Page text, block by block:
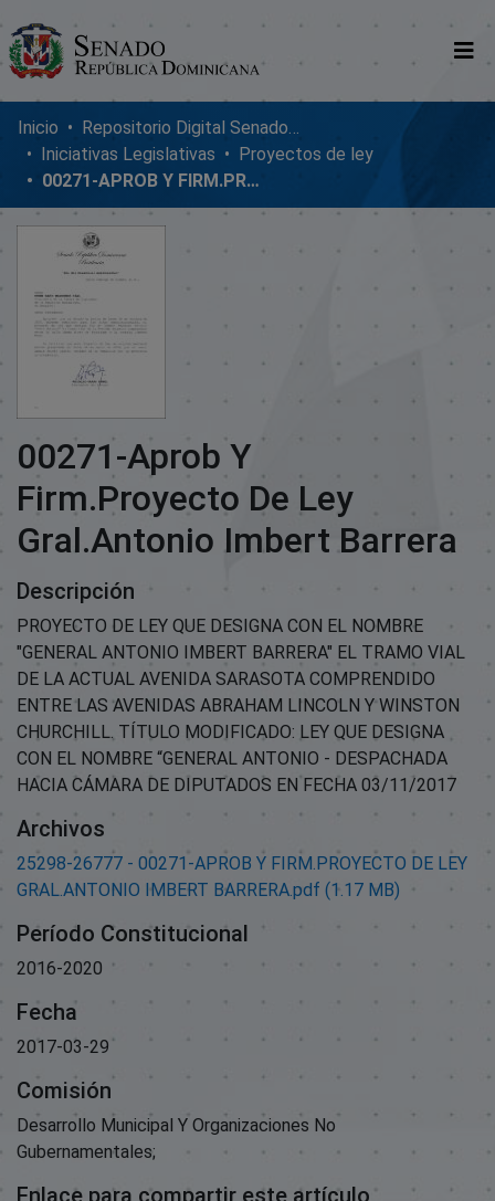
Comunidades
Glosario
Nosotros
Inicio
Repositorio Digital SenadoRD
Iniciativas Legislativas
Proyectos de ley
00271-APROB Y FIRM.PROYECTO DE LEY GRAL.ANTONIO IMBERT BARRERA
00271-Aprob Y
Firm.Proyecto De Ley
Gral.Antonio Imbert Barrera
Descripción
PROYECTO DE LEY QUE DESIGNA CON EL NOMBRE
"GENERAL ANTONIO IMBERT BARRERA" EL TRAMO VIAL
DE LA ACTUAL AVENIDA SARASOTA COMPRENDIDO
ENTRE LAS AVENIDAS ABRAHAM LINCOLN Y WINSTON
CHURCHILL. TÍTULO MODIFICADO: LEY QUE DESIGNA
CON EL NOMBRE “GENERAL ANTONIO - DESPACHADA
HACIA CÁMARA DE DIPUTADOS EN FECHA 03/11/2017
Archivos
25298-26777 - 00271-APROB Y FIRM.PROYECTO DE LEY
GRAL.ANTONIO IMBERT BARRERA.pdf (1.17 MB)
Período Constitucional
2016-2020
Fecha
2017-03-29
Comisión
Desarrollo Municipal Y Organizaciones No
Gubernamentales;
Enlace para compartir este artículo